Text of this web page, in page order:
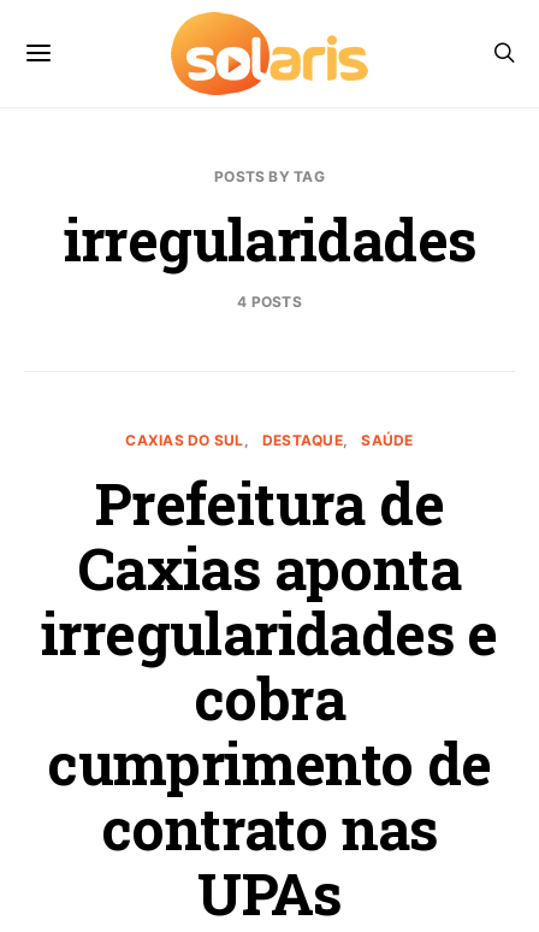
POSTS BY TAG
irregularidades
4 POSTS
CAXIAS DO SUL DESTAQUE SAÚDE
Prefeitura de
Caxias aponta
irregularidades e
cobra
cumprimento de
contrato nas
UPAs